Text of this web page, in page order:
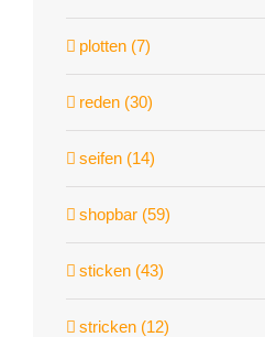
plotten (7)
reden (30)
seifen (14)
shopbar (59)
sticken (43)
stricken (12)